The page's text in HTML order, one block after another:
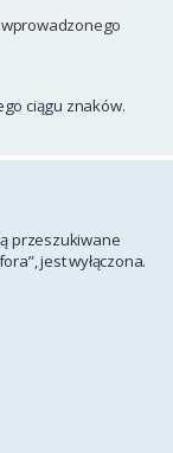
ciągu znaków.
przeszukiwane
jest wyłączona.